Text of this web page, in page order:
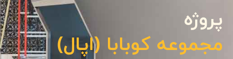
پروژه
مجموعه کوبابا (اپال)